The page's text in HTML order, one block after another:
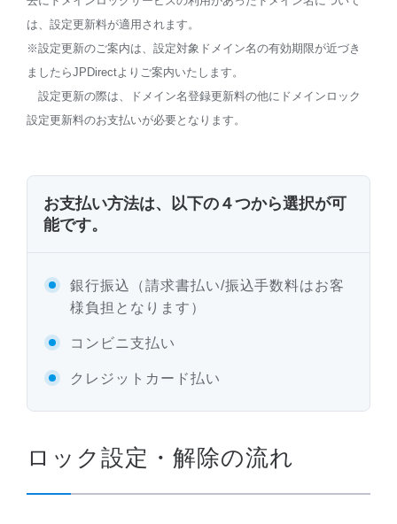
は、設定更新料が適用されます。
※設定更新のご案内は、設定対象ドメイン名の有効期限が近づき
ましたらJPDirectよりご案内いたします。
設定更新の際は、ドメイン名登録更新料の他にドメインロック
設定更新料のお支払いが必要となります。
お支払い方法は、以下の４つから選択が可
能です。
銀行振込（請求書払い/振込手数料はお客
様負担となります）
コンビニ支払い
クレジットカード払い
ロック設定・解除の流れ